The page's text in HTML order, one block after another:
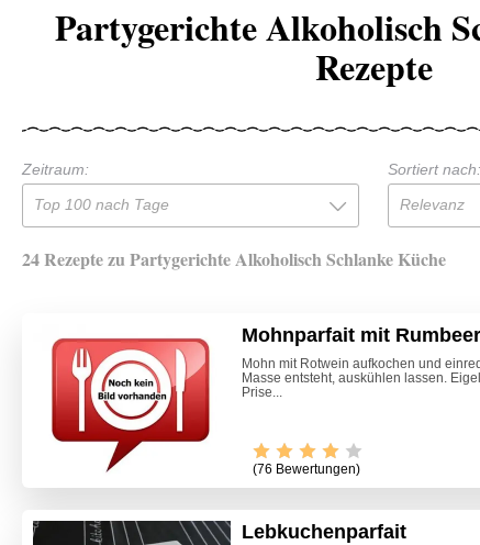
Partygerichte Alkoholisch
Rezepte
Zeitraum:
Top 100 nach Tage
Sortiert nach:
Relevanz
24 Rezepte zu Partygerichte Alkoholisch Schlanke Küche
Mohnparfait mit
Mohn mit Rotwein aufkochen und
Masse entsteht, auskühlen lassen.
Prise...
(76 Bewertungen)
Lebkuchenparfait